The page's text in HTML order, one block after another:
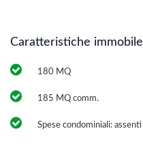
Caratteristiche immobile
180 MQ
185 MQ comm.
Spese condominiali: assenti